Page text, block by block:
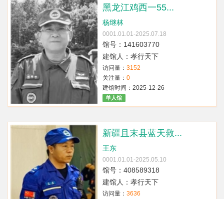
黑龙江鸡西一55...
杨继林
0001.01.01-2025.07.18
馆号：141603770
建馆人：孝行天下
访问量： 3152
关注量： 0
建馆时间：2025-12-26
单人馆
新疆且末县蓝天救...
王东
0001.01.01-2025.05.10
馆号：408589318
建馆人：孝行天下
访问量： 3636